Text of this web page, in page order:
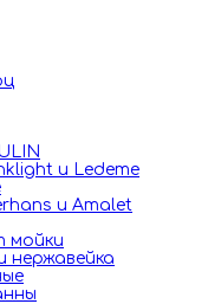
и Ledeme
и Amalet
мойки
нержавейка